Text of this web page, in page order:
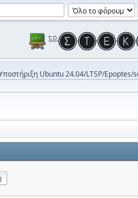
Ubuntu 24.04/LTSP/Epoptes/